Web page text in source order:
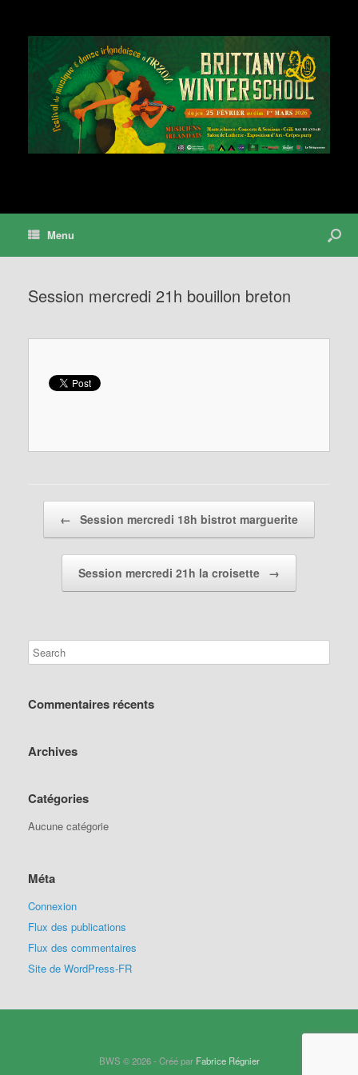
Menu
Session mercredi 21h bouillon breton
← Session mercredi 18h bistrot marguerite
Session mercredi 21h la croisette →
Commentaires récents
Archives
Catégories
Aucune catégorie
Méta
Connexion
Flux des publications
Flux des commentaires
Site de WordPress-FR
BWS © 2026 - Créé par Fabrice Régnier